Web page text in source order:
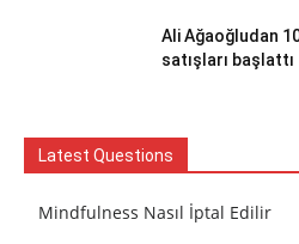
Ali Ağaoğludan
satışları başlattı
Latest Questions
Mindfulness Nasıl İptal Edilir